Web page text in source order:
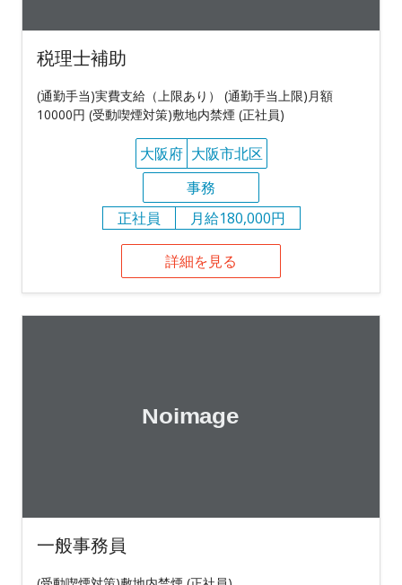
税理士補助
(通勤手当)実費支給（上限あり） (通勤手当上限)月額
10000円 (受動喫煙対策)敷地内禁煙 (正社員)
大阪府 大阪市北区
事務
正社員
月給180,000円
詳細を見る
一般事務員